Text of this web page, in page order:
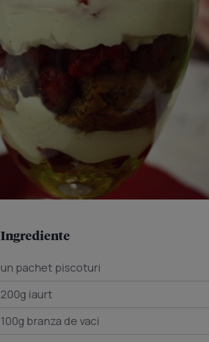
Ingrediente
un pachet piscoturi
200g iaurt
100g branza de vaci